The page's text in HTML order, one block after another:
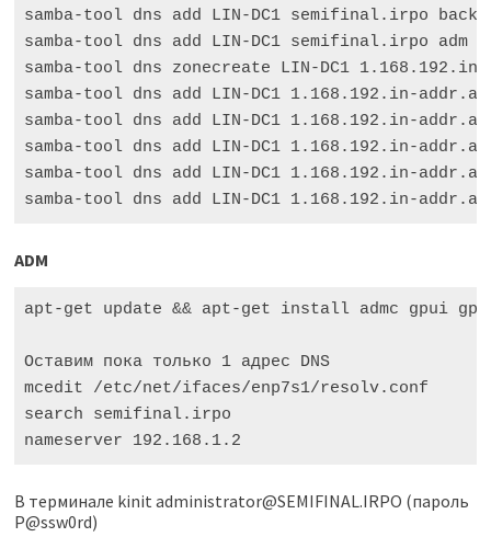
samba-tool dns add LIN-DC1 semifinal.irpo
samba-tool dns add LIN-DC1 semifinal.irpo adm
samba-tool dns zonecreate LIN-DC1
samba-tool dns add LIN-DC1 1.168.192.in-
samba-tool dns add LIN-DC1 1.168.192.in-
samba-tool dns add LIN-DC1 1.168.192.in-
samba-tool dns add LIN-DC1 1.168.192.in-
samba-tool dns add LIN-DC1 1.168.192.in-
ADM
apt-get update && apt-get install admc gpui
Оставим пока только 1 адрес DNS
mcedit /etc/net/ifaces/enp7s1/resolv.conf
search semifinal.irpo
nameserver 192.168.1.2
В терминале kinit administrator@SEMIFINAL.IRPO (пароль
P@ssw0rd)